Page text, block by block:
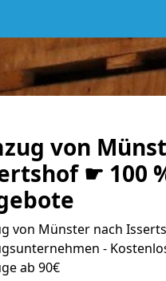
von
☛ 100
von Münster nach
-
ab 90€